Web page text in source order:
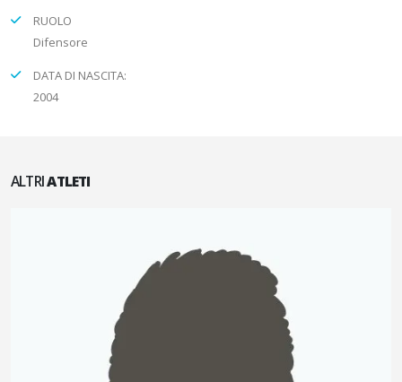
RUOLO
Difensore
DATA DI NASCITA:
2004
ALTRIATLETI